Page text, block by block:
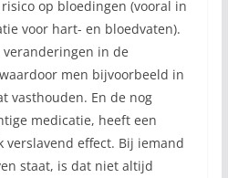
op bloedingen (vooral in
voor hart- en bloedvaten).
in de
men bijvoorbeeld in
vasthouden. En de nog
medicatie, heeft een
verslavend effect. Bij iemand
staat, is dat niet altijd